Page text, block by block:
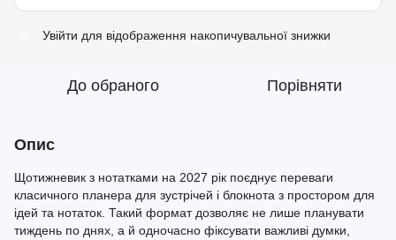
Увійти для відображення накопичувальної знижки
До обраного Порівняти
Опис
Щотижневик з нотатками на 2027 рік поєднує переваги
класичного планера для зустрічей і блокнота з простором для
ідей та нотаток. Такий формат дозволяє не лише планувати
тиждень по днях, а й одночасно фіксувати важливі думки,